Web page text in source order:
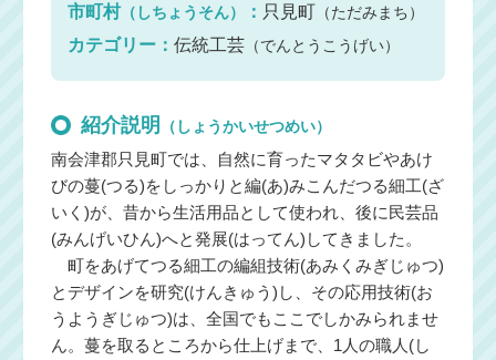
市町村（しちょうそん） ： 只見町 （ただみまち）
カテゴリー： 伝統工芸（でんとうこうげい）
紹介説明 （しょうかいせつめい）
南会津郡只見町では、自然に育ったマタタビやあけ
びの蔓(つる)をしっかりと編(あ)みこんだつる細工(ざ
いく)が、昔から生活用品として使われ、後に民芸品
(みんげいひん)へと発展(はってん)してきました。
町をあげてつる細工の編組技術(あみくみぎじゅつ)
とデザインを研究(けんきゅう)し、その応用技術(お
うようぎじゅつ)は、全国でもここでしかみられませ
ん。蔓を取るところから仕上げまで、1人の職人(し